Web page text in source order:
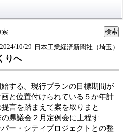
索
日本工業経済新聞社（埼玉）
2024/10/29
りへ
する。現行プランの目標期間が
と位置付けられている５か年計
言を踏まえて案を取りまと
県議会２月定例会に上程す
ー・シティプロジェクトとの整